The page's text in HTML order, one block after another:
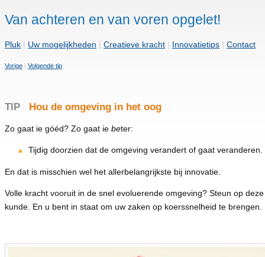
Van achteren en van voren opgelet!
Pluk Uw mogelijkheden Creatieve kracht Innovatietips Contact
Vorige Volgende tip
TIP Hou de omgeving in het oog
Zo gaat ie góéd? Zo gaat ie beter:
Tijdig doorzien dat de omgeving verandert of gaat veranderen.
En dat is misschien wel het allerbelangrijkste bij innovatie.
Volle kracht vooruit in de snel evoluerende omgeving? Steun op
kunde. En u bent in staat om uw zaken op koerssnelheid te brengen.